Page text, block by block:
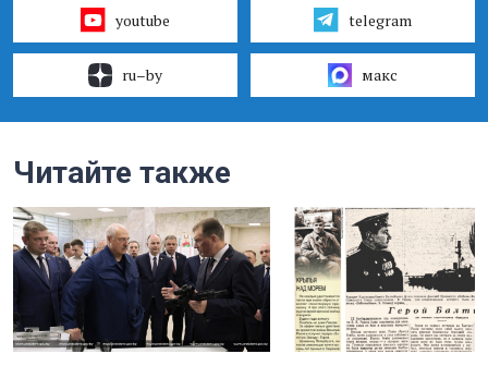
youtube telegram
ru–by макс
Читайте также